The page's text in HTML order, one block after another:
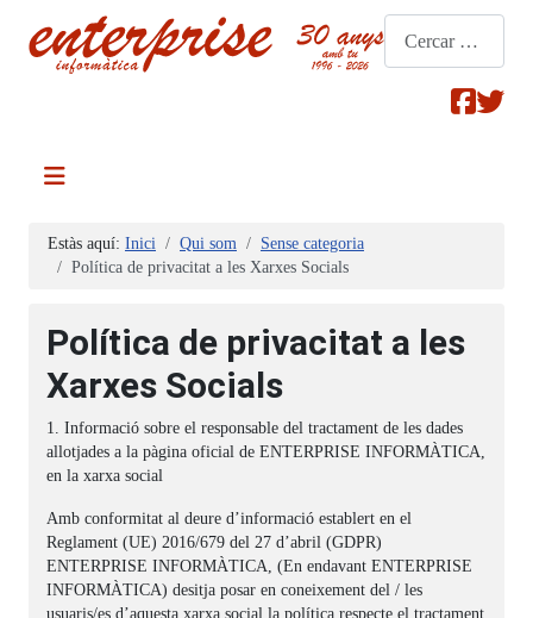
Estàs aquí: Inici Qui som
Sense categoria
Política de privacitat a les Xarxes Socials
Política de privacitat a les
Xarxes Socials
1. Informació sobre el responsable del tractament de les dades
allotjades a la pàgina oficial de ENTERPRISE INFORMÀTICA,
en la xarxa social
Amb conformitat al deure d’informació establert en el
Reglament (UE) 2016/679 del 27 d’abril (GDPR)
ENTERPRISE INFORMÀTICA, (En endavant ENTERPRISE
INFORMÀTICA) desitja posar en coneixement del / les
usuaris/es d’aquesta xarxa social la política respecte el tractament